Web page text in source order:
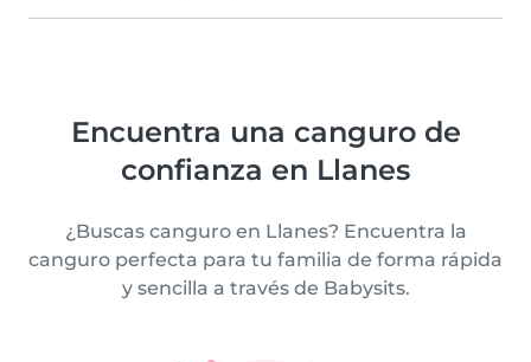
Encuentra una canguro de
confianza en Llanes
¿Buscas canguro en Llanes? Encuentra la
canguro perfecta para tu familia de forma rápida
y sencilla a través de Babysits.